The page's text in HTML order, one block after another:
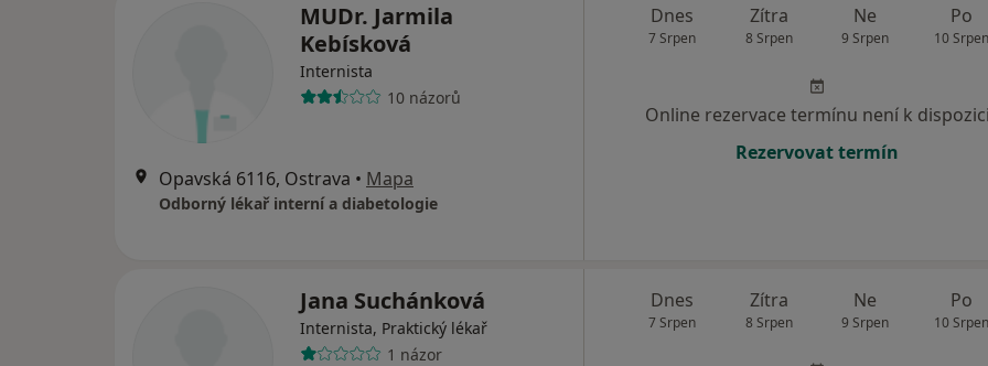
MUDr. Jarmila
Kebísková
Internista
10 názorů
Opavská 6116, Ostrava • Mapa
Odborný lékař interní a diabetologie
Dnes
7 Srpen
Zítra
8 Srpen
Ne
9 Srpen
Po
10 Srpen
Online rezervace termínu není k dispozici
Rezervovat termín
Jana Suchánková
Internista, Praktický lékař
1 názor
Dnes
7 Srpen
Zítra
8 Srpen
Ne
9 Srpen
Po
10 Srpen